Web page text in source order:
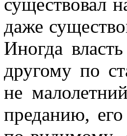
существовал
даже
Иногда
другому по
не
преданию,